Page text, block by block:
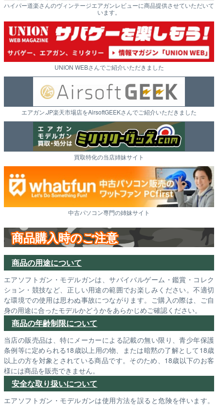
ハイパー道楽さんのヴィンテージエアガンレビューに商品提供させていただいて
います。
UNION WEBさんでご紹介いただきました
エアガン.JP楽天市場店をAirsoftGEEKさんでご紹介いただきました
買取特化の当店姉妹サイト
中古パソコン専門の姉妹サイト
商品購入時のご注意
商品の用途について
エアソフトガン・モデルガンは、サバイバルゲーム・鑑賞・コレク
ション・競技など、正しい用途の範囲でお楽しみください。不適切
な環境での使用は思わぬ事故につながります。ご購入の際は、ご自
身の用途に合ったモデルかどうかをあらかじめご確認ください。
商品の年齢制限について
当店の販売品は、特にメーカーによる記載の無い限り、青少年保護
条例等に定められる18歳以上用の物、または暗黙の了解として18歳
以上の方を対象とされている商品です。そのため、18歳以下のお客
様には商品を販売できません。
安全な取り扱いについて
エアソフトガン・モデルガンは使用方法を誤ると危険を伴います。